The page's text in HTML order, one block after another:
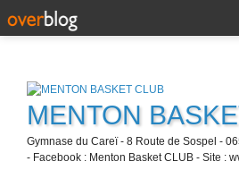
MENTON
Gymnase du Careï - 8 Route de Sospel -
- Facebook : Menton Basket CLUB - Site :